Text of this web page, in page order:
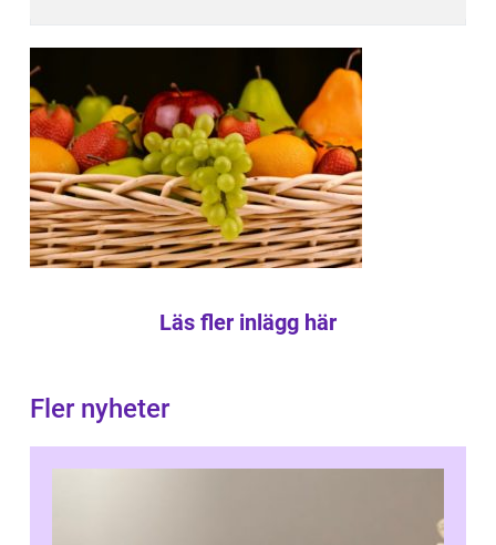
Läs fler inlägg här
Fler nyheter